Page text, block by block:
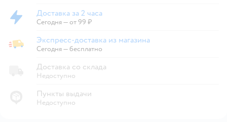
Доставка за 2 часа
Доставка за 2 часа
Сегодня—от 99 ₽
Экспресс-доставка из магазина
Экспресс-доставка из магазина
Сегодня—бесплатно
Доставка со склада
Недоступно
Пункты выдачи
Недоступно